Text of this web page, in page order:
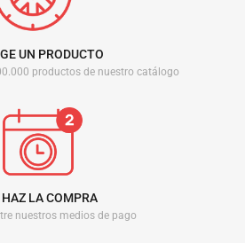
UN PRODUCTO
productos de nuestro catálogo
HAZ LA COMPRA
nuestros medios de pago